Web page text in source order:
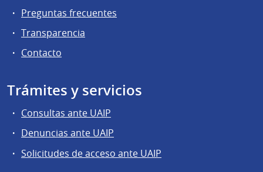
Preguntas frecuentes
Transparencia
Contacto
Trámites y servicios
Consultas ante UAIP
Denuncias ante UAIP
Solicitudes de acceso ante UAIP